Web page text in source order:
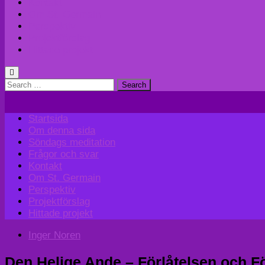
Search
Startsida
Om denna sida
Söndags meditation
Frågor och svar
Kontakt
Om St. Germain
Perspektiv
Projektförslag
Hittade projekt
Inger Noren